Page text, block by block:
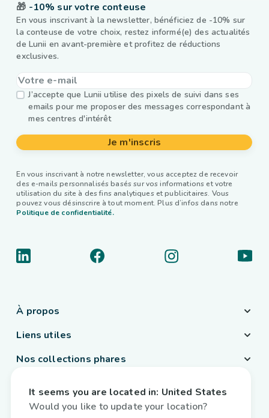
🎁 -10% sur votre conteuse
En vous inscrivant à la newsletter, bénéficiez de -10% sur
la conteuse de votre choix, restez informé(e) des actualités
de Lunii en avant-première et profitez de réductions
exclusives.
J’accepte que Lunii utilise des pixels de suivi dans ses
emails pour me proposer des messages correspondant à
mes centres d'intérêt
Je m'inscris
En vous inscrivant à notre newsletter, vous acceptez de recevoir
des e-mails personnalisés basés sur vos informations et votre
utilisation du site à des fins analytiques et publicitaires. Vous
pouvez vous désinscrire à tout moment. Plus d’infos dans notre
Politique de confidentialité.
À propos
Liens utiles
Nos collections phares
Belgique Français
It seems you are located in: United States
Would you like to update your location?